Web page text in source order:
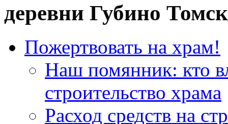
деревни Губино
Пожертвовать на храм!
Наш помянник: кто
строительство храма
Расход средств на